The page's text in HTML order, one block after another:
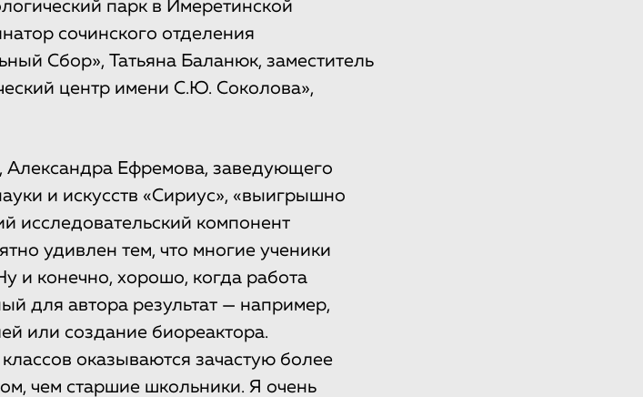
парк в Имеретинской
сочинского отделения
Сбор», Татьяна Баланюк, заместитель
центр имени С.Ю. Соколова»,
Ефремова, заведующего
и искусств «Сириус», «выигрышно
исследовательский компонент
удивлен тем, что многие ученики
и конечно, хорошо, когда работа
для автора результат — например,
или создание биореактора.
оказываются зачастую более
чем старшие школьники. Я очень